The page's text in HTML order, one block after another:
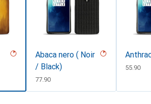
Abaca nero ( Noir
/ Black)
CHF
77.90
CHF
55.90